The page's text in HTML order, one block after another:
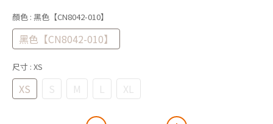
顏色 : 黑色【CN8042-010】
黑色【CN8042-010】
尺寸 : XS
XS S M L XL